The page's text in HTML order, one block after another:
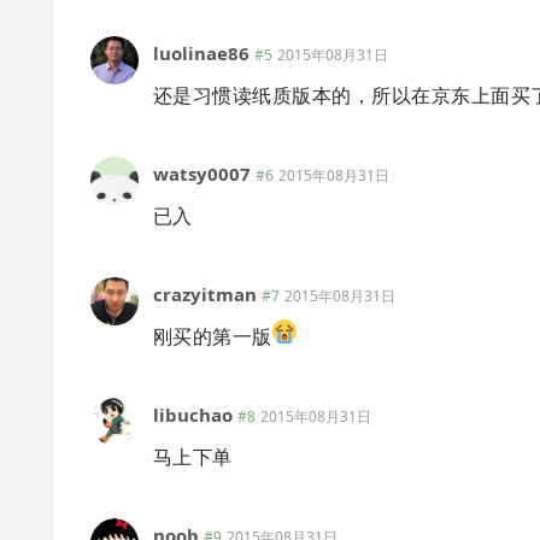
luolinae86 #5 2015年08月31日
还是习惯读纸质版本的，所以在京东上面买
watsy0007 #6 2015年08月31日
已入
crazyitman #7 2015年08月31日
刚买的第一版
libuchao #8 2015年08月31日
马上下单